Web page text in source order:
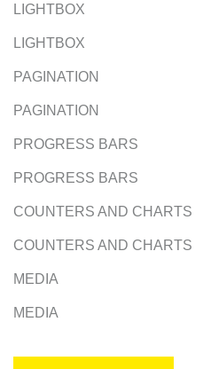
LIGHTBOX
LIGHTBOX
PAGINATION
PAGINATION
PROGRESS BARS
PROGRESS BARS
COUNTERS AND CHARTS
COUNTERS AND CHARTS
MEDIA
MEDIA